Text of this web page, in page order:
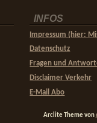
INFOS
Impressum (hier:
Datenschutz
Fragen und
Disclaimer Verkehr
E-Mail Abo
Arclite Theme von